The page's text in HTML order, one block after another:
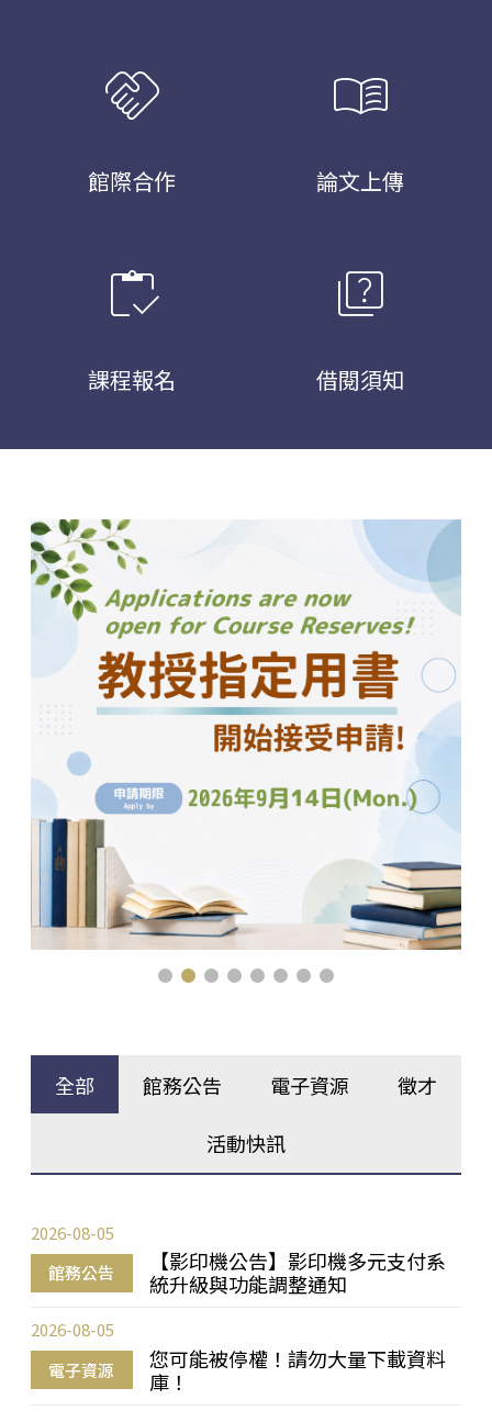
handshake
館際合作
menu_book
論文上傳
inventory
課程報名
quiz
借閱須知
全部 館務公告 電子資源 徵才
活動快訊
館務公告
【影印機公告】影印機多元支付系
統升級與功能調整通知
2026-08-05
電子資源
您可能被停權！請勿大量下載資料
庫！
2026-08-05